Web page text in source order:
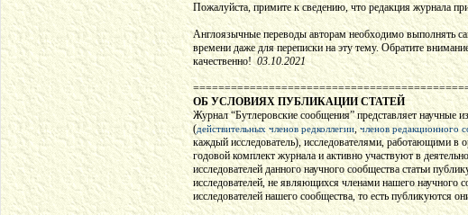
Пожалуйста, примите к сведению, что редакция журнала
Англоязычные переводы авторам необходимо выполнять
времени даже для переписки на эту тему. Обратите
качественно!03.10.2021
ОБ УСЛОВИЯХ ПУБЛИКАЦИИ СТАТЕЙ
Журнал “Бутлеровские сообщения” представляет научные
(действительных членов редколлегии,членов редакционного
каждый исследователь), исследователями, работающими
годовой комплект журнала и активно участвуют в
исследователей данного научного сообщества статьи
исследователей, не являющихся членами нашего научного
исследователей нашего сообщества, то есть публикуются